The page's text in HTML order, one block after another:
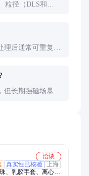
粒径（DLS和
理后通常可重复使
但长期强磁场暴露
洽谈
真实性已核验
上海
、乳胶手套、离心